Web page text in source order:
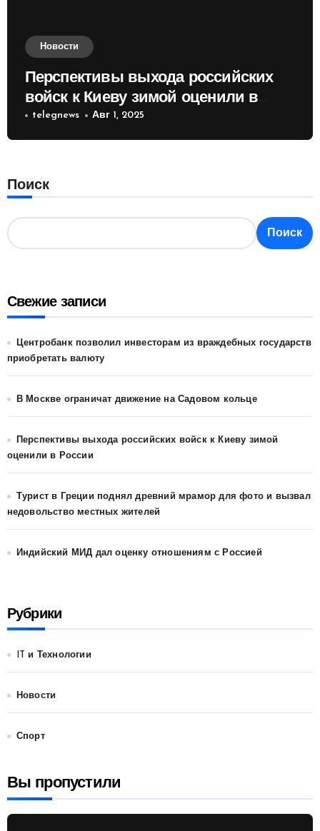
Новости
Перспективы выхода российских
войск к Киеву зимой оценили в
России
telegnews Авг 1, 2025
Поиск
Поиск
Свежие записи
Центробанк позволил инвесторам из враждебных государств
приобретать валюту
В Москве ограничат движение на Садовом кольце
Перспективы выхода российских войск к Киеву зимой
оценили в России
Турист в Греции поднял древний мрамор для фото и вызвал
недовольство местных жителей
Индийский МИД дал оценку отношениям с Россией
Рубрики
IT и Технологии
Новости
Спорт
Вы пропустили